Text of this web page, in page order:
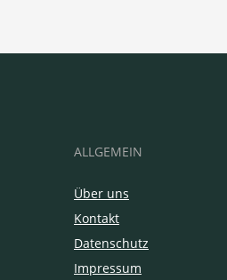
ALLGEMEIN
Über uns
Kontakt
Datenschutz
Impressum